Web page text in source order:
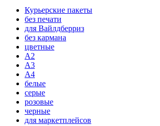
Курьерские пакеты
без печати
для Вайлдберриз
без кармана
цветные
А2
А3
A4
белые
серые
розовые
черные
для маркетплейсов